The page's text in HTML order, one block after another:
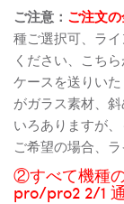
ご注意： ご注文
種ご選択可、ラ
ください、こち
ケースを送りい
がガラス素材、
いろありますが
ご希望の場合、
②すべて機種
pro/pro2 2/1